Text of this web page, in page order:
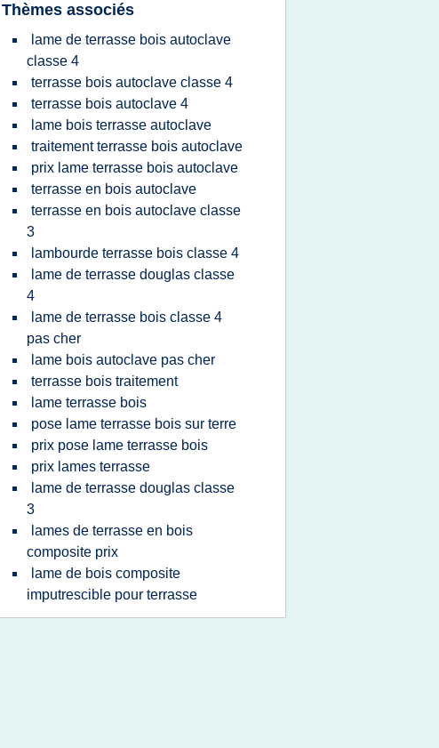
Thèmes associés
lame de terrasse bois autoclave
classe 4
terrasse bois autoclave classe 4
terrasse bois autoclave 4
lame bois terrasse autoclave
traitement terrasse bois autoclave
prix lame terrasse bois autoclave
terrasse en bois autoclave
terrasse en bois autoclave classe
3
lambourde terrasse bois classe 4
lame de terrasse douglas classe
4
lame de terrasse bois classe 4
pas cher
lame bois autoclave pas cher
terrasse bois traitement
lame terrasse bois
pose lame terrasse bois sur terre
prix pose lame terrasse bois
prix lames terrasse
lame de terrasse douglas classe
3
lames de terrasse en bois
composite prix
lame de bois composite
imputrescible pour terrasse